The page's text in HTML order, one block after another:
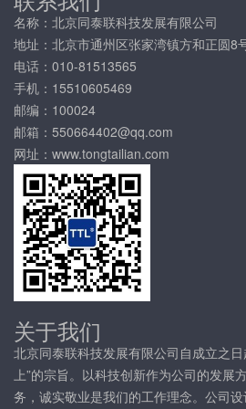
名称：北京同泰联科技发展有限公司
地址：北京市通州区张家湾镇方和正圆8
电话：010-81513565
手机：15510605469
邮编：100024
邮箱：550664402@qq.com
网址：www.tongtailian.com
关于我们
北京同泰联科技发展有限公司自成立之
上”的宗旨。以科技创新作为公司的发展
务，诚实敬业是我们的工作理念。公司